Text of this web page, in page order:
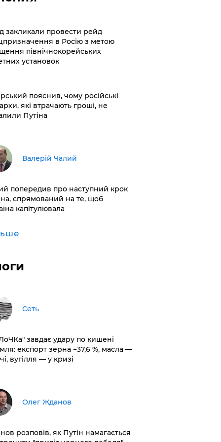
закликали провести рейд
в Росію з метою
північнокорейських
установок
пояснив, чому російські
які втрачають гроші, не
Путіна
Валерій Чалий
попередив про наступний крок
спрямований на те, щоб
капітулювала
Сеть
завдає удару по кишені
експорт зерна −37,6 %, масла —
вугілля — у кризі
Олег Жданов
розповів, як Путін намагається